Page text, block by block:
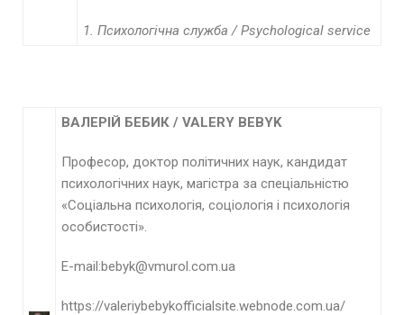
1. Психологічна служба / Psychological service
ВАЛЕРІЙ БЕБИК / VALERY BЕBYK
Професор, доктор політичних наук, кандидат
психологічних наук, магістра за спеціальністю
«Соціальна психологія, соціологія і психологія
особистості».
E-mail:bebyk@vmurol.com.ua
https://valeriybebykofficialsite.webnode.com.ua/